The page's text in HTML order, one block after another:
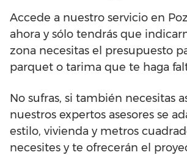
Accede a nuestro servicio en
ahora y sólo tendrás que
zona necesitas el presupuesto
parquet o tarima que te haga
No sufras, si también necesitas
nuestros expertos asesores se
estilo, vivienda y metros
necesites y te ofrecerán el